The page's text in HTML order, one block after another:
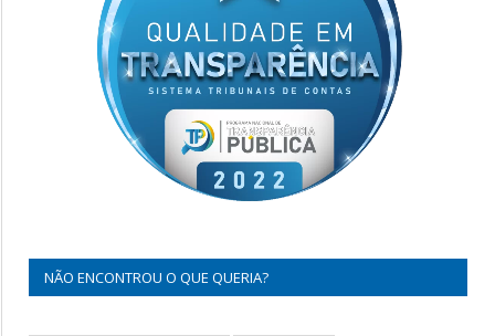
NÃO ENCONTROU O QUE QUERIA?